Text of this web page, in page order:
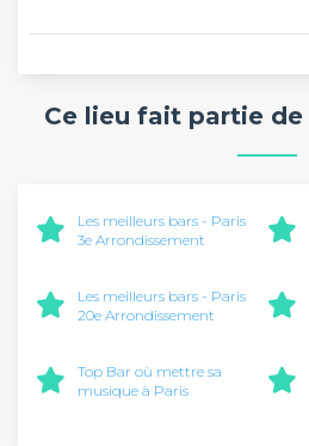
Ce lieu fait partie
Les meilleurs bars - Paris
3e Arrondissement
Les meilleurs bars - Paris
20e Arrondissement
Top Bar où mettre sa
musique à Paris